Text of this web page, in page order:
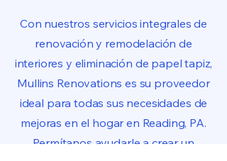
Con nuestros servicios integrales de
renovación y remodelación de
interiores y eliminación de papel tapiz,
Mullins Renovations es su proveedor
ideal para todas sus necesidades de
mejoras en el hogar en Reading, PA.
Permítanos ayudarle a crear un